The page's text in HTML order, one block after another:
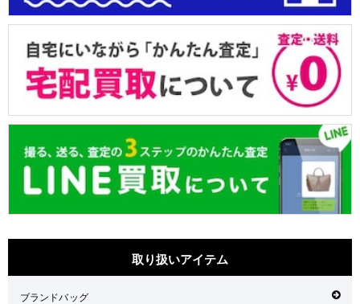
取り扱いアイテム
ブランドバッグ